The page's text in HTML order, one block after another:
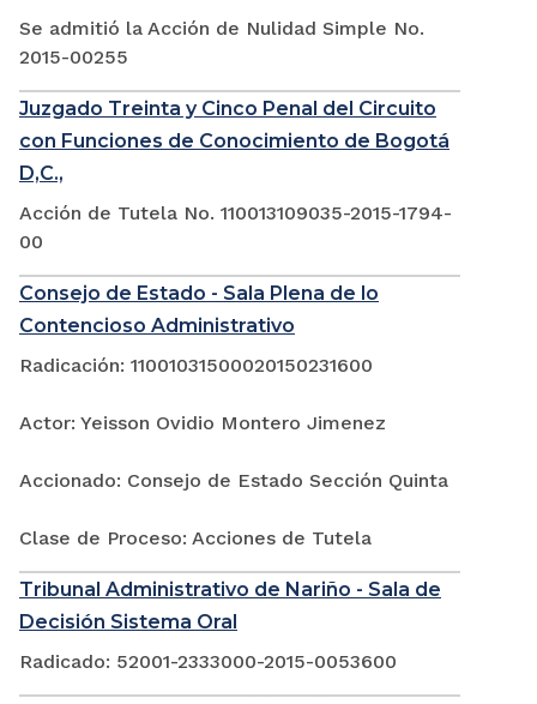
Se admitió la Acción de Nulidad Simple No.
2015-00255
Juzgado Treinta y Cinco Penal del Circuito
con Funciones de Conocimiento de Bogotá
D,C.,
Acción de Tutela No. 110013109035-2015-1794-
00
Consejo de Estado - Sala Plena de lo
Contencioso Administrativo
Radicación: 11001031500020150231600
Actor: Yeisson Ovidio Montero Jimenez
Accionado: Consejo de Estado Sección Quinta
Clase de Proceso: Acciones de Tutela
Tribunal Administrativo de Nariño - Sala de
Decisión Sistema Oral
Radicado: 52001-2333000-2015-0053600